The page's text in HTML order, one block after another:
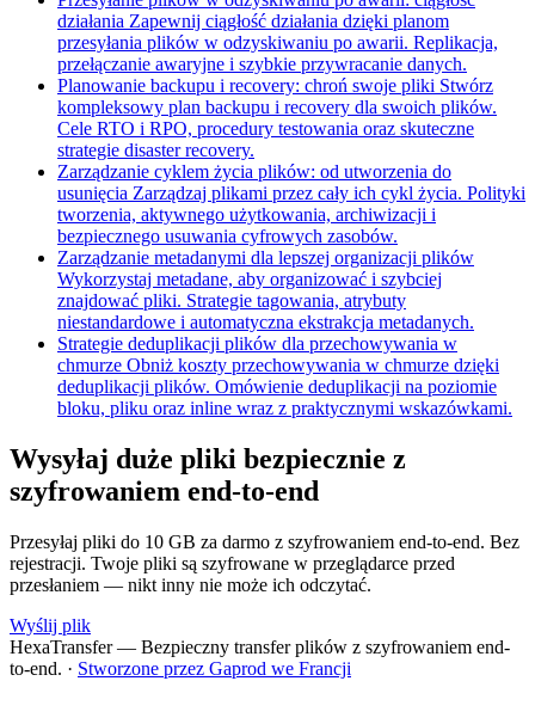
działania Zapewnij ciągłość działania dzięki planom
przesyłania plików w odzyskiwaniu po awarii. Replikacja,
przełączanie awaryjne i szybkie przywracanie danych.
Planowanie backupu i recovery: chroń swoje pliki Stwórz
kompleksowy plan backupu i recovery dla swoich plików.
Cele RTO i RPO, procedury testowania oraz skuteczne
strategie disaster recovery.
Zarządzanie cyklem życia plików: od utworzenia do
usunięcia Zarządzaj plikami przez cały ich cykl życia. Polityki
tworzenia, aktywnego użytkowania, archiwizacji i
bezpiecznego usuwania cyfrowych zasobów.
Zarządzanie metadanymi dla lepszej organizacji plików
Wykorzystaj metadane, aby organizować i szybciej
znajdować pliki. Strategie tagowania, atrybuty
niestandardowe i automatyczna ekstrakcja metadanych.
Strategie deduplikacji plików dla przechowywania w
chmurze Obniż koszty przechowywania w chmurze dzięki
deduplikacji plików. Omówienie deduplikacji na poziomie
bloku, pliku oraz inline wraz z praktycznymi wskazówkami.
Wysyłaj duże pliki bezpiecznie z
szyfrowaniem end-to-end
Przesyłaj pliki do 10 GB za darmo z szyfrowaniem end-to-end. Bez
rejestracji. Twoje pliki są szyfrowane w przeglądarce przed
przesłaniem — nikt inny nie może ich odczytać.
Wyślij plik
HexaTransfer — Bezpieczny transfer plików z szyfrowaniem end-
to-end. · Stworzone przez Gaprod we Francji